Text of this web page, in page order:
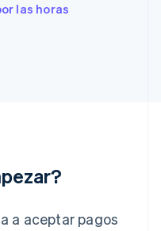
las horas
a aceptar pagos